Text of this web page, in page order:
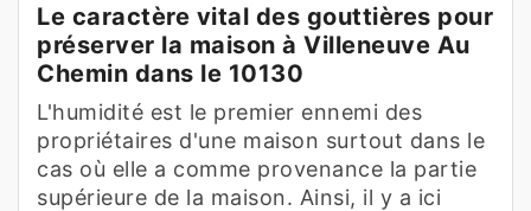
Le caractère vital des gouttières pour
préserver la maison à Villeneuve Au
Chemin dans le 10130
L'humidité est le premier ennemi des
propriétaires d'une maison surtout dans le
cas où elle a comme provenance la partie
supérieure de la maison. Ainsi, il y a ici